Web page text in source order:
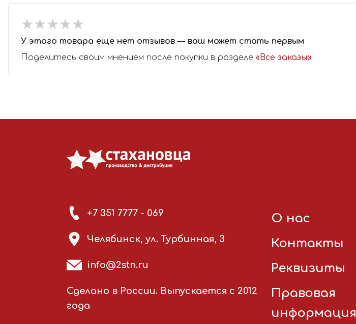
★★★★★
★★★★★
У этого товара еще нет отзывов — ваш может стать первым
Поделитесь своим мнением после покупки в разделе «Все заказы»
+7 351 7777 - 069
Челябинск, ул. Турбинная, 3
info@2stn.ru
Сделано в России. Выпускается с 2012
года
О нас
Контакты
Реквизиты
Правовая
информация